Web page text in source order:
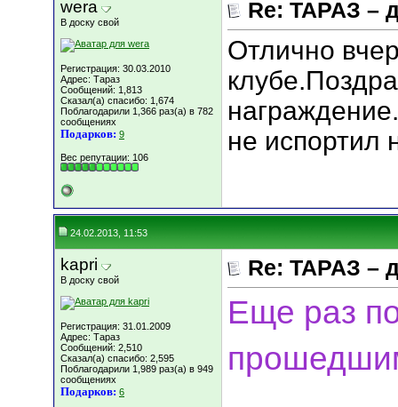
wera
В доску свой
Регистрация: 30.03.2010
Адрес: Тараз
Сообщений: 1,813
Сказал(а) спасибо: 1,674
Поблагодарили 1,366 раз(а) в 782
сообщениях
Подарков: 9
Вес репутации: 106
Re: ТАРАЗ –
Отлично
не испортил
24.02.2013, 11:53
kapri
В доску свой
Регистрация: 31.01.2009
Адрес: Тараз
Сообщений: 2,510
Сказал(а) спасибо: 2,595
Поблагодарили 1,989 раз(а) в 949
сообщениях
Подарков: 6
Re: ТАРАЗ –
Еще раз